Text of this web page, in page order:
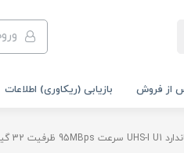
از فروش بازیابی (ریکاوری) اطلاعات